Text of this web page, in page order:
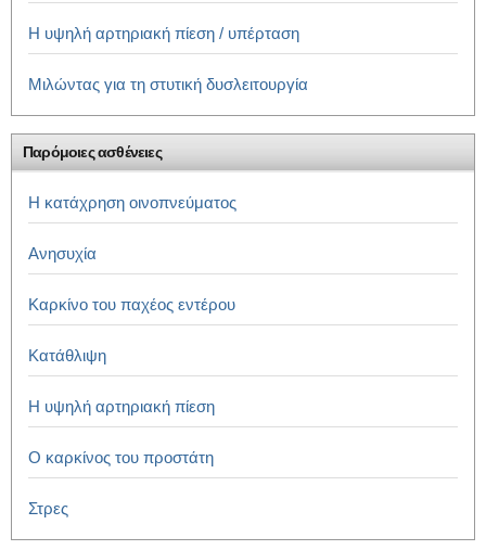
Η υψηλή αρτηριακή πίεση / υπέρταση
Μιλώντας για τη στυτική δυσλειτουργία
Παρόμοιες ασθένειες
Η κατάχρηση οινοπνεύματος
Ανησυχία
Καρκίνο του παχέος εντέρου
Κατάθλιψη
Η υψηλή αρτηριακή πίεση
Ο καρκίνος του προστάτη
Στρες